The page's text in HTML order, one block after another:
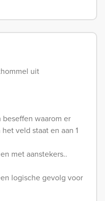
uit
beseffen waarom er
veld staat en aan 1
met aanstekers..
logische gevolg voor